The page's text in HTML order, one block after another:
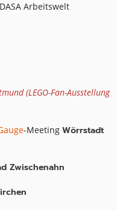
Arbeitswelt
(LEGO-Fan-Ausstellung
-Meeting Wörrstadt
Zwischenahn